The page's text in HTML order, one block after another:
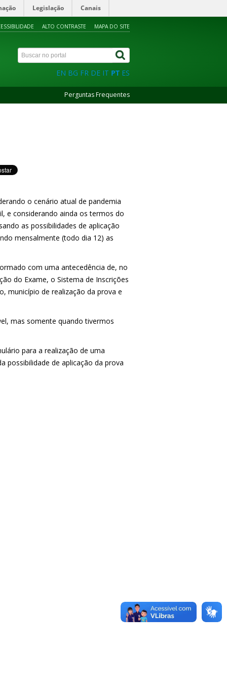
Legislação Canais
ALTO CONTRASTE MAPA DO SITE
EN BG FR DE IT PT ES
Perguntas Frequentes
o cenário atual de pandemia
e considerando ainda os termos do
as possibilidades de aplicação
mensalmente (todo dia 12) as
com uma antecedência de, no
do Exame, o Sistema de Inscrições
município de realização da prova e
mas somente quando tivermos
para a realização de uma
possibilidade de aplicação da prova